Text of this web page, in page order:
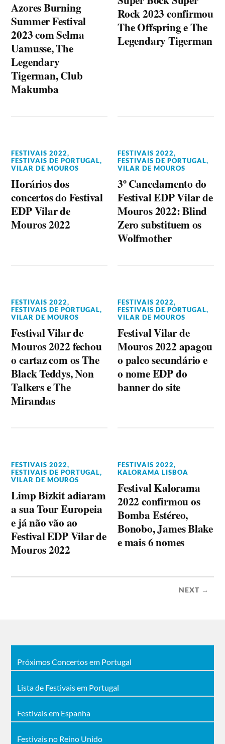
Azores Burning
Summer Festival
2023 com Selma
Uamusse, The
Legendary
Tigerman, Club
Makumba
Rock 2023 confirmou
The Offspring e The
Legendary Tigerman
FESTIVAIS 2022,
FESTIVAIS DE PORTUGAL,
VILAR DE MOUROS
Horários dos
concertos do Festival
EDP Vilar de
Mouros 2022
FESTIVAIS 2022,
FESTIVAIS DE PORTUGAL,
VILAR DE MOUROS
3º Cancelamento do
Festival EDP Vilar de
Mouros 2022: Blind
Zero substituem os
Wolfmother
FESTIVAIS 2022,
FESTIVAIS DE PORTUGAL,
VILAR DE MOUROS
Festival Vilar de
Mouros 2022 fechou
o cartaz com os The
Black Teddys, Non
Talkers e The
Mirandas
FESTIVAIS 2022,
FESTIVAIS DE PORTUGAL,
VILAR DE MOUROS
Festival Vilar de
Mouros 2022 apagou
o palco secundário e
o nome EDP do
banner do site
FESTIVAIS 2022,
FESTIVAIS DE PORTUGAL,
VILAR DE MOUROS
Limp Bizkit adiaram
a sua Tour Europeia
e já não vão ao
Festival EDP Vilar de
Mouros 2022
FESTIVAIS 2022,
KALORAMA LISBOA
Festival Kalorama
2022 confirmou os
Bomba Estéreo,
Bonobo, James Blake
e mais 6 nomes
NEXT →
Próximos Concertos em Portugal
Lista de Festivais em Portugal
Festivais em Espanha
Festivais no Reino Unido